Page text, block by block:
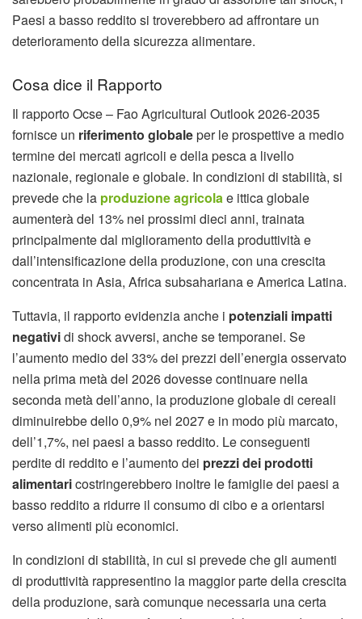
Paesi a basso reddito si troverebbero ad affrontare un
deterioramento della sicurezza alimentare.
Cosa dice il Rapporto
Il rapporto Ocse – Fao Agricultural Outlook 2026-2035
fornisce un riferimento globaleper le prospettive a medio
termine dei mercati agricoli e della pesca a livello
nazionale, regionale e globale. In condizioni di stabilità, si
prevede che la produzione agricola e ittica globale
aumenterà del 13% nei prossimi dieci anni, trainata
principalmente dal miglioramento della produttività e
dall’intensificazione della produzione, con una crescita
concentrata in Asia, Africa subsahariana e America Latina.
Tuttavia, il rapporto evidenzia anche i potenziali impatti
negatividi shock avversi, anche se temporanei. Se
l’aumento medio del 33% dei prezzi dell’energia osservato
nella prima metà del 2026 dovesse continuare nella
seconda metà dell’anno, la produzione globale di cereali
diminuirebbe dello 0,9% nel 2027 e in modo più marcato,
dell’1,7%, nei paesi a basso reddito. Le conseguenti
perdite di reddito e l’aumento dei prezzi dei prodotti
alimentaricostringerebbero inoltre le famiglie dei paesi a
basso reddito a ridurre il consumo di cibo e a orientarsi
verso alimenti più economici.
In condizioni di stabilità, in cui si prevede che gli aumenti
di produttività rappresentino la maggior parte della crescita
della produzione, sarà comunque necessaria una certa